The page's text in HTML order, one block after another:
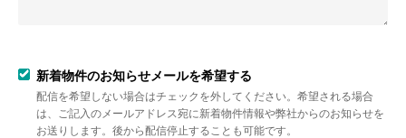
新着物件のお知らせメールを希望する
配信を希望しない場合はチェックを外してください。希望される場合
は、ご記入のメールアドレス宛に新着物件情報や弊社からのお知らせを
お送りします。後から配信停止することも可能です。